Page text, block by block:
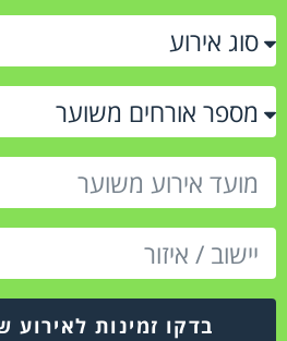
בדקו זמינות לאירוע